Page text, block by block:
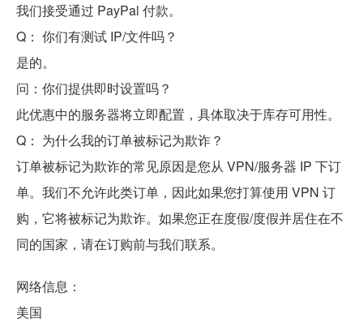
我们接受通过 PayPal 付款。
Q： 你们有测试 IP/文件吗？
是的。
问：你们提供即时设置吗？
此优惠中的服务器将立即配置，具体取决于库存可用性。
Q： 为什么我的订单被标记为欺诈？
订单被标记为欺诈的常见原因是您从 VPN/服务器 IP 下订
单。我们不允许此类订单，因此如果您打算使用 VPN 订
购，它将被标记为欺诈。如果您正在度假/度假并居住在不
同的国家，请在订购前与我们联系。
网络信息：
美国